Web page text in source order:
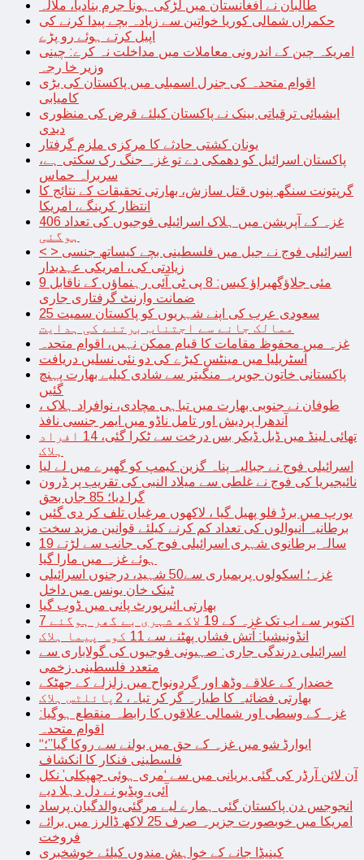
طالبان نے افغانستان میں لڑکی ہونا جرم بنادیا، ملالہ
حکمراں شمالی کوریا خواتین سے زیادہ بچے پیدا کرنے کی
اپیل کرتے ہوئے رو پڑے
امریکہ چین کے اندرونی معاملات میں مداخلت نہ کرے: چینی
وزیر خا رجہ
اقوام متحدہ کی جنرل اسمبلی میں پاکستان کی بڑی
کامیابی
ایشیائی ترقیاتی بینک نے پاکستان کیلئے قرض کی منظوری
دیدی
یونان کشتی حادثے کا مرکزی ملزم گرفتار
پاکستان اسرائیل کو دھمکی دے تو غزہ جنگ رک سکتی ہے،
سربراہ حماس
گرپتونت سنگھ پنوں قتل سازش، بھارتی تحقیقات کے نتائج کا
انتظار کرینگے، امریکا
غزہ کے آپریشن میں ہلاک اسرائیلی فوجیوں کی تعداد 406
ہوگئی
< > اسرائیلی فوج نے جیل میں فلسطینی بچے کیساتھ جنسی
زیادتی کی، امریکی عہدیدار
9 مئی جلاؤگھیراؤ کیس: 8 پی ٹی آئی رہنماؤں کے ناقابل
ضمانت وارنٹ گرفتاری جاری
سعودی عرب کی اپنے شہریوں کو پاکستان سمیت 25
ممالک جانے سے اجتناب برتنے کی ہدایت
غزہ میں محفوظ مقامات کا قیام ممکن نہیں، اقوام متحدہ
آسٹریلیا میں مینٹس کیڑے کی دو نئی نسلیں دریافت
پاکستانی خاتون جویریہ منگیتر سے شادی کیلیے بھارت پہنچ
گئیں
طوفان نے جنوبی بھارت میں تباہی مچادی، نوافراد ہلاک ،
آندھرا پردیش اور تامل ناڈو میں ایمر جنسی نافذ
تھائی لینڈ میں ڈبل ڈیکر بس درخت سے ٹکرا گئی، 14 افراد
ہلاک
اسرائیلی فوج نے جبالیہ پناہ گزین کیمپ کو گھیرے میں لے لیا
نائیجیریا کی فوج نے غلطی سے میلاد النبی کی تقریب پر ڈرون
گرا دیا؛ 85 جاں بحق
یورپ میں برڈ فلو پھیل گیا ، لاکھوں مرغیاں تلف کر دی گئیں
برطانیہ آنیوالوں کی تعداد کم کرنے کیلئے قوانین مزید سخت
19 سالہ برطانوی شہری اسرائیلی فوج کی جانب سے لڑتے
ہوئے غزہ میں مارا گیا
غزہ؛ اسکولوں پربمباری سے50 شہید، درجنوں اسرائیلی
ٹینک خان یونس میں داخل
بھارتی ائیرپورٹ پانی میں ڈوب گیا
7 اکتوبر سے اب تک غزہ کے 19 لاکھ شہری بے گھر ہوگئے
انڈونیشیا: آتش فشاں پھٹنے سے 11 کوہ پیما ہلاک
اسرائیلی درندگی جاری: صہیونی فوجیوں کی گولاباری سے
متعدد فلسطینی زخمی
خضدار کے علاقے وڈھ اور گردونواح میں زلزلے کے جھٹکے
بھارتی فضائیہ کا طیارہ گر کر تباہ، 2پائلٹس ہلاک
غزہ کے وسطی اور شمالی علاقوں کا رابطہ منقطع ہوگیا:
اقوام متحدہ
“ایوارڈ شو میں غزہ کے حق میں بولنے سے روکا گیا”؛
فلسطینی فنکار کا انکشاف
آن لائن آرڈر کی گئی بریانی میں سے ‘مری ہوئی چھپکلی’ نکل
آئی، ویڈیو نے دل دہلا دیے
انجوجس دن پاکستان گئی ہمارے لیے مرگئی،والدگیان پرساد
امریکا میں خوبصورت جزیرہ صرف 25 لاکھ ڈالرز میں برائے
فروخت
کینیڈا جانے کے خواہش مندوں کیلئے خوشخبری